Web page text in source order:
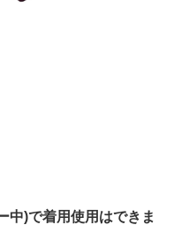
)で着用使用はできま